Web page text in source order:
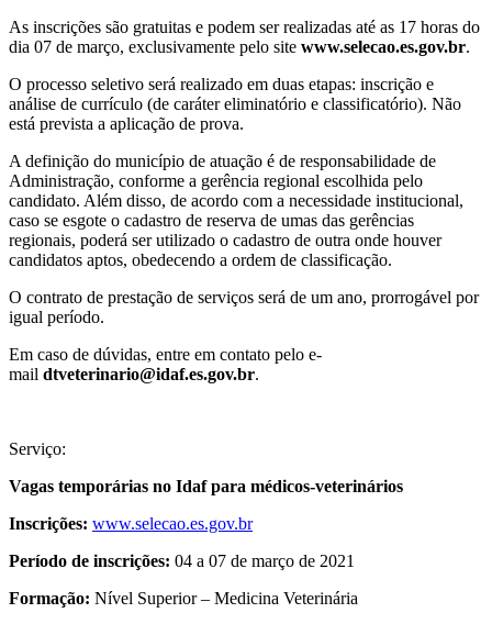
As inscrições são gratuitas e podem ser realizadas até as 17 horas do
dia 07 de março, exclusivamente pelo site www.selecao.es.gov.br.
O processo seletivo será realizado em duas etapas: inscrição e
análise de currículo (de caráter eliminatório e classificatório). Não
está prevista a aplicação de prova.
A definição do município de atuação é de responsabilidade de
Administração, conforme a gerência regional escolhida pelo
candidato. Além disso, de acordo com a necessidade institucional,
caso se esgote o cadastro de reserva de umas das gerências
regionais, poderá ser utilizado o cadastro de outra onde houver
candidatos aptos, obedecendo a ordem de classificação.
O contrato de prestação de serviços será de um ano, prorrogável por
igual período.
Em caso de dúvidas, entre em contato pelo e-
mail dtveterinario@idaf.es.gov.br.
Serviço:
Vagas temporárias no Idaf para médicos-veterinários
Inscrições: www.selecao.es.gov.br
Período de inscrições: 04 a 07 de março de 2021
Formação: Nível Superior – Medicina Veterinária